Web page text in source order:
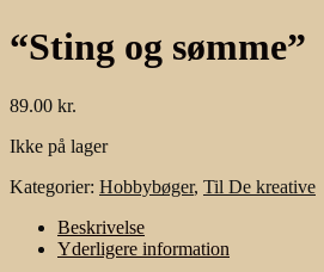
“Sting og sømme”
89.00 kr.
Ikke på lager
Kategorier: Hobbybøger, Til De kreative
Beskrivelse
Yderligere information